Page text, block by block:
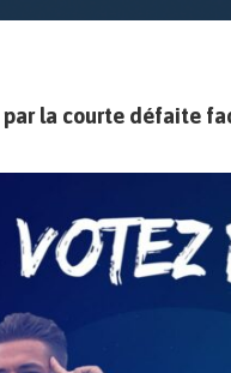
la courte défaite